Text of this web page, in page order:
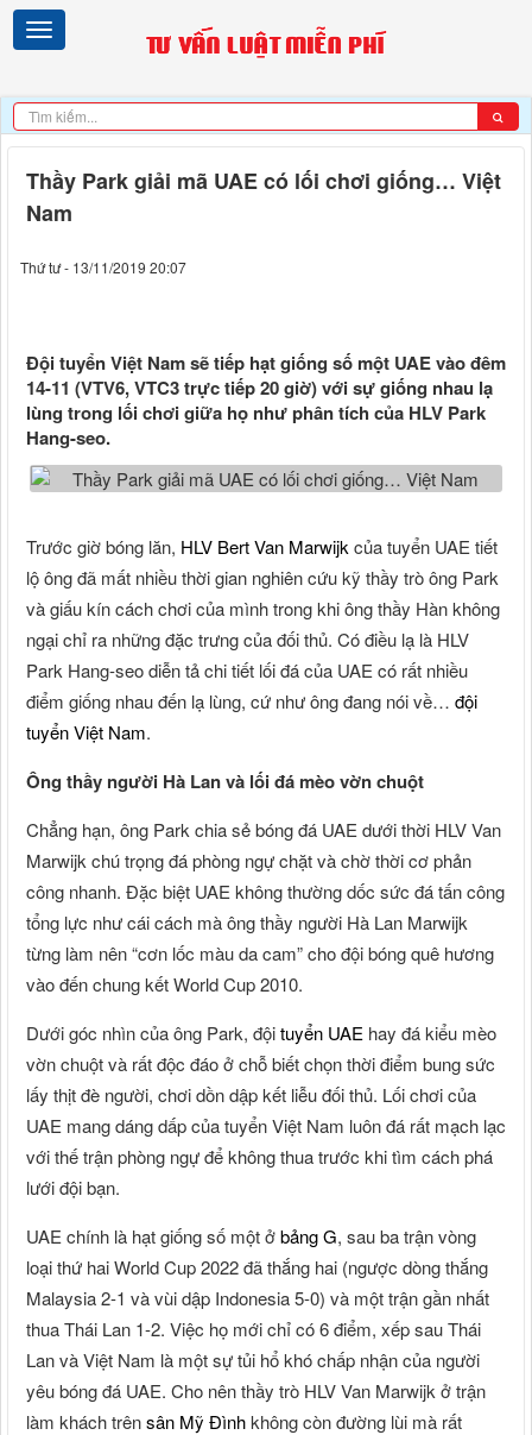
Thầy Park giải mã UAE có lối chơi giống… Việt
Nam
Thứ tư - 13/11/2019 20:07
Đội tuyển Việt Nam sẽ tiếp hạt giống số một UAE vào đêm
14-11 (VTV6, VTC3 trực tiếp 20 giờ) với sự giống nhau lạ
lùng trong lối chơi giữa họ như phân tích của HLV Park
Hang-seo.
Trước giờ bóng lăn, HLV Bert Van Marwijk của tuyển UAE tiết
lộ ông đã mất nhiều thời gian nghiên cứu kỹ thầy trò ông Park
và giấu kín cách chơi của mình trong khi ông thầy Hàn không
ngại chỉ ra những đặc trưng của đối thủ. Có điều lạ là HLV
Park Hang-seo diễn tả chi tiết lối đá của UAE có rất nhiều
điểm giống nhau đến lạ lùng, cứ như ông đang nói về… đội
tuyển Việt Nam.
Ông thầy người Hà Lan và lối đá mèo vờn chuột
Chẳng hạn, ông Park chia sẻ bóng đá UAE dưới thời HLV Van
Marwijk chú trọng đá phòng ngự chặt và chờ thời cơ phản
công nhanh. Đặc biệt UAE không thường dốc sức đá tấn công
tổng lực như cái cách mà ông thầy người Hà Lan Marwijk
từng làm nên “cơn lốc màu da cam” cho đội bóng quê hương
vào đến chung kết World Cup 2010.
Dưới góc nhìn của ông Park, độituyển UAE hay đá kiểu mèo
vờn chuột và rất độc đáo ở chỗ biết chọn thời điểm bung sức
lấy thịt đè người, chơi dồn dập kết liễu đối thủ. Lối chơi của
UAE mang dáng dấp của tuyển Việt Nam luôn đá rất mạch lạc
với thế trận phòng ngự để không thua trước khi tìm cách phá
lưới đội bạn.
UAE chính là hạt giống số một ởbảng G, sau ba trận vòng
loại thứ hai World Cup 2022 đã thắng hai (ngược dòng thắng
Malaysia 2-1 và vùi dập Indonesia 5-0) và một trận gần nhất
thua Thái Lan 1-2. Việc họ mới chỉ có 6 điểm, xếp sau Thái
Lan và Việt Nam là một sự tủi hổ khó chấp nhận của người
yêu bóng đá UAE. Cho nên thầy trò HLV Van Marwijk ở trận
làm khách trênsân Mỹ Đìnhkhông còn đường lùi mà rất